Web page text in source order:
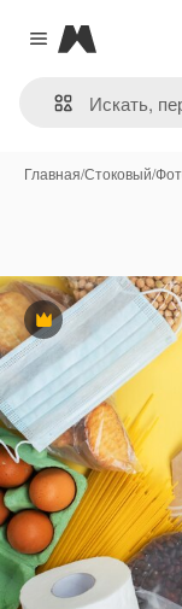
Close menu
Magnific
Главная/Стоковый/
Премиум